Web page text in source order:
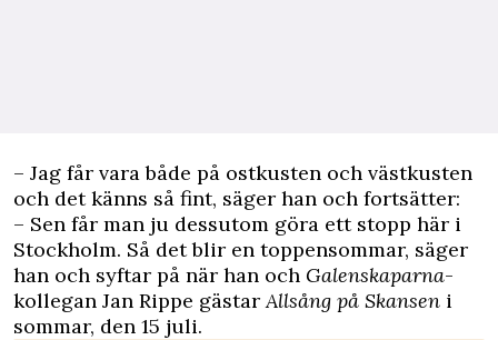
– Jag får vara både på ostkusten och västkusten
och det känns så fint, säger han och fortsätter:
– Sen får man ju dessutom göra ett stopp här i
Stockholm. Så det blir en toppensommar, säger
han och syftar på när han och Galenskaparna-
kollegan Jan Rippe gästarAllsång på Skansen i
sommar, den 15 juli.